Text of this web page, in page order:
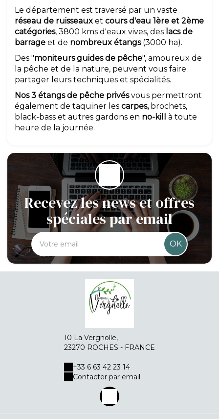
Le département est traversé par un vaste
réseau de ruisseaux et cours d'eau 1ère et 2ème
catégories, 3800 kms d'eaux vives, des lacs de
barrage et de nombreux étangs(3000 ha).
Des "moniteurs guides de pêche", amoureux de
la pêche et de la nature, peuvent vous faire
partager leurs techniques et spécialités.
Nos 3 étangs de pêche privésvous permettront
également de taquiner les carpes,brochets,
black-bass et autres gardons en no-kill
à toute
heure de la journée.
Recevez les news et offres
spéciales par email
OK
10 La Vergnolle,
23270 ROCHES - FRANCE
+33 6 63 42 23 14
Contacter par email